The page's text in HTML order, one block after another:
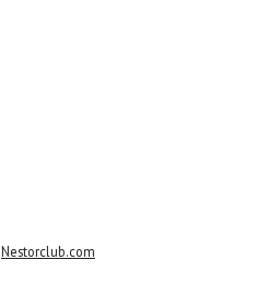
Nestorclub.com